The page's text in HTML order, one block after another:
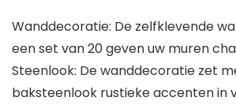
Wanddecoratie: De zelfklevende
een set van 20 geven uw muren
Steenlook: De wanddecoratie zet
baksteenlook rustieke accenten in